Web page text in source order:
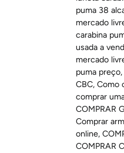
puma 38
mercado
carabina
usada a
mercado
puma preço
CBC,Como
comprar
COMPRAR
Comprar
online,
COMPRAR